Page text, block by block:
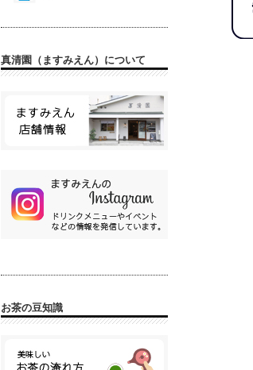
真清園（ますみえん）について
お茶の豆知識